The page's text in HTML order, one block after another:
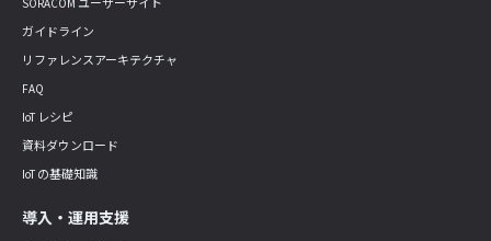
ガイドライン
リファレンスアーキテクチャ
FAQ
IoT レシピ
資料ダウンロード
IoT の基礎知識
導入・運用支援